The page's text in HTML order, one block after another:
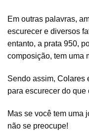
Em outras palavras,
escurecer e diversos
entanto, a prata 950,
composição, tem uma
Sendo assim, Colares
para escurecer do que
Mas se você tem uma
não se preocupe!